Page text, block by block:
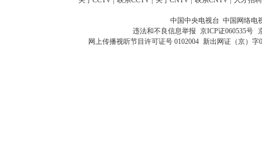
中国中央电视台 中国网络电
违法和不良信息举报 京ICP证060535号
网上传播视听节目许可证号 0102004 新出网证（京）